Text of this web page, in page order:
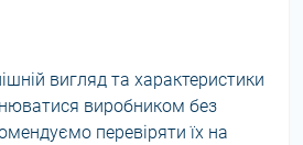
вигляд та характеристики
виробником без
перевіряти їх на